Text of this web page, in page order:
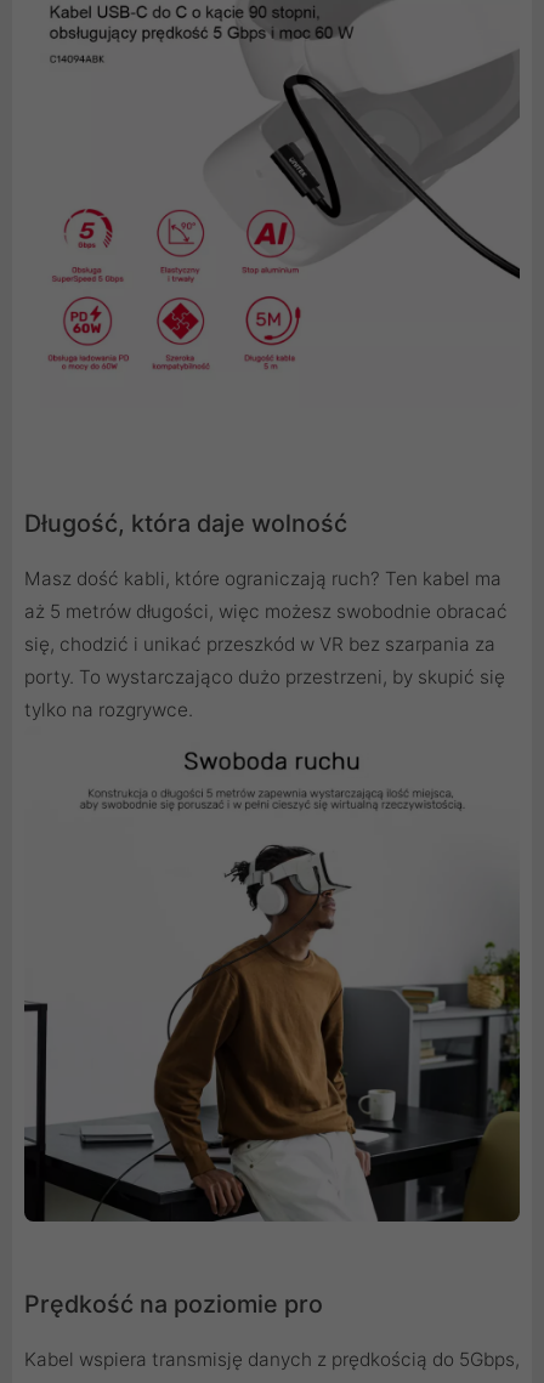
Długość, która daje wolność
Masz dość kabli, które ograniczają ruch? Ten kabel ma
aż 5 metrów długości, więc możesz swobodnie obracać
się, chodzić i unikać przeszkód w VR bez szarpania za
porty. To wystarczająco dużo przestrzeni, by skupić się
tylko na rozgrywce.
Prędkość na poziomie pro
Kabel wspiera transmisję danych z prędkością do 5Gbps,